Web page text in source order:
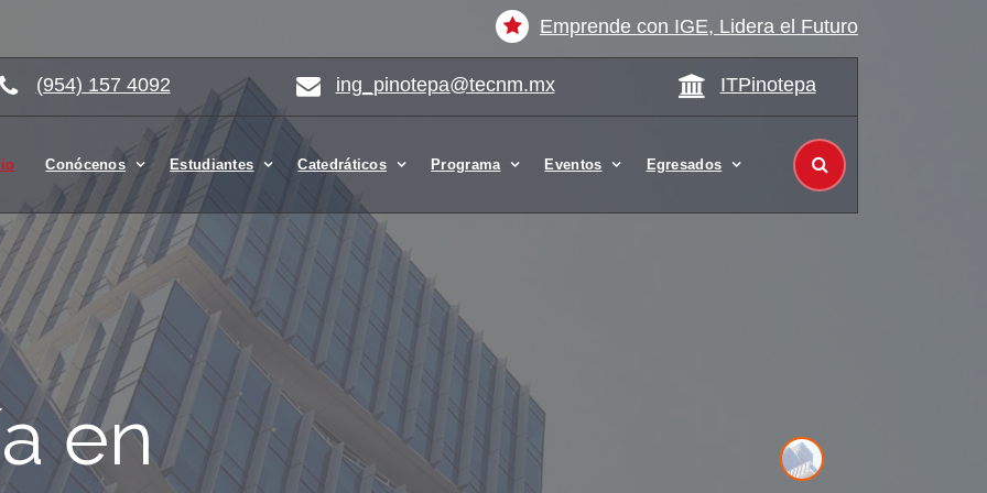
Emprende con IGE, Lidera el Futuro
(954) 157 4092 ing_pinotepa@tecnm.mx ITPinotepa
Conócenos Estudiantes Catedráticos Programa Eventos Egresados
en